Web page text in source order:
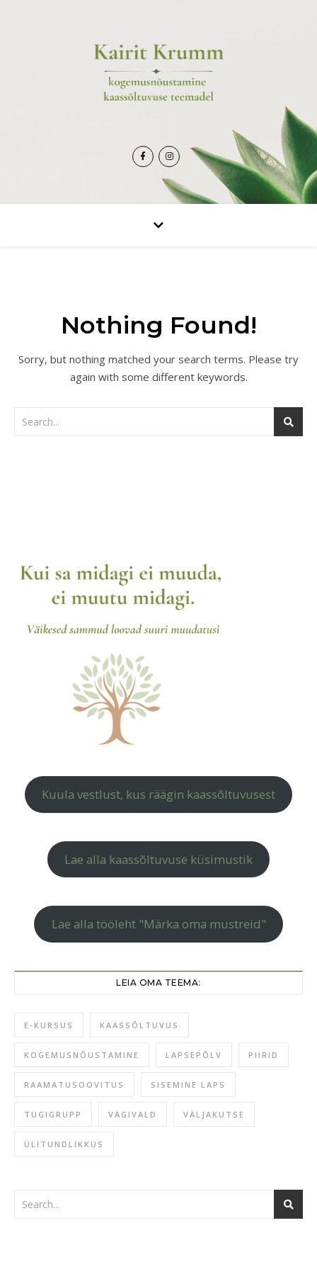
Nothing Found!
Sorry, but nothing matched your search terms. Please try
again with some different keywords.
Kuula vestlust, kus räägin kaassõltuvusest
Lae alla kaassõltuvuse küsimustik
Lae alla tööleht "Märka oma mustreid"
LEIA OMA TEEMA:
E-KURSUS KAASSÕLTUVUS
KOGEMUSNÕUSTAMINE LAPSEPÕLV PIIRID
RAAMATUSOOVITUS SISEMINE LAPS
TUGIGRUPP VÄGIVALD VÄLJAKUTSE
ÜLITUNDLIKKUS